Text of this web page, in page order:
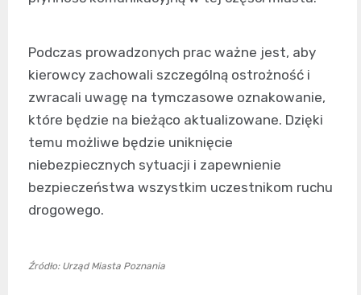
Podczas prowadzonych prac ważne jest, aby
kierowcy zachowali szczególną ostrożność i
zwracali uwagę na tymczasowe oznakowanie,
które będzie na bieżąco aktualizowane. Dzięki
temu możliwe będzie uniknięcie
niebezpiecznych sytuacji i zapewnienie
bezpieczeństwa wszystkim uczestnikom ruchu
drogowego.
Źródło: Urząd Miasta Poznania